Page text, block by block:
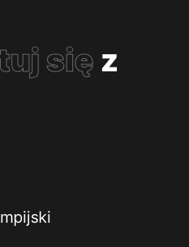
się z